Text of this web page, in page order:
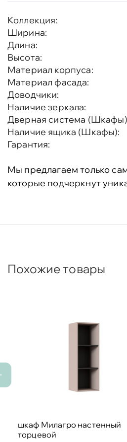
Коллекция:
Ширина:
Длина:
Высота:
Материал корпуса:
Материал фасада:
Доводчики:
Наличие зеркала:
Дверная система
Наличие ящика (Шкафы):
Гарантия:
Мы предлагаем только
которые подчеркнут
Похожие товары
шкаф Милагро настенный
торцевой